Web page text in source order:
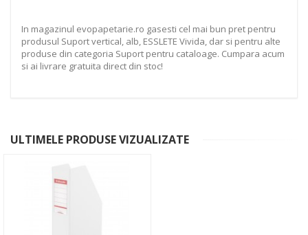
In magazinul evopapetarie.ro gasesti cel mai bun pret pentru
produsul Suport vertical, alb, ESSLETE Vivida, dar si pentru alte
produse din categoria Suport pentru cataloage. Cumpara acum
si ai livrare gratuita direct din stoc!
ULTIMELE PRODUSE VIZUALIZATE